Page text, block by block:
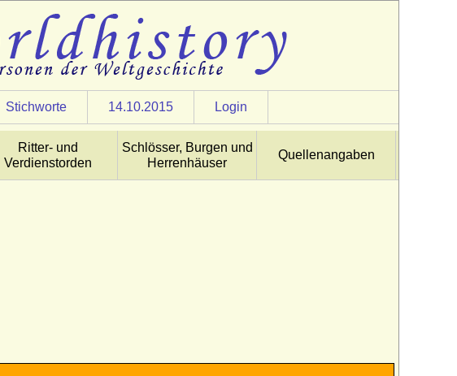
Stichworte 14.10.2015 Login
Ritter- und
Verdienstorden
Schlösser, Burgen und
Herrenhäuser
Quellenangaben